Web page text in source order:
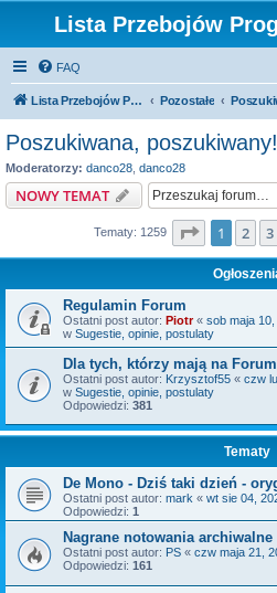
Lista Przebojów
FAQ
Lista Przebojów Programu Trzeciego Pozostałe
Poszukiwana, poszukiwany!
Moderatorzy: danco28 danco28
NOWY TEMAT
Tematy: 1259 Strona1 z51
1 2 3
Regulamin Forum
Ostatni post autor: Piotr« sob maja
w Sugestie, opinie, postulaty
Dla tych, którzy mają na
Ostatni post autor: Krzysztof55 « czw
w Sugestie, opinie, postulaty
Odpowiedzi: 381
Tematy
De Mono - Dziś taki dzień -
Ostatni post autor: mark « wt sie 04,
Odpowiedzi: 1
Nagrane notowania archiwalne
Ostatni post autor: PS « czw maja 21,
Odpowiedzi: 161